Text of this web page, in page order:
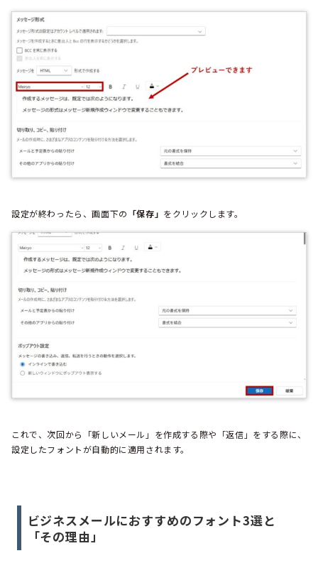
設定が終わったら、画面下の 「保存」 をクリックします。
これで、次回から「新しいメール」を作成する際や「返信」をする際に、
設定したフォントが自動的に適用されます。
ビジネスメールにおすすめのフォント3選と
「その理由」